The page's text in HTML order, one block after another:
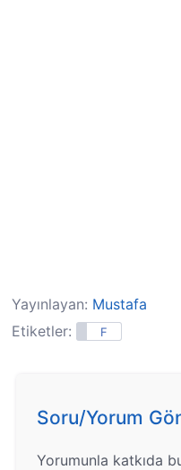
Yayınlayan: Mustafa
Etiketler:
F
Soru/Yorum
Yorumunla katkıda